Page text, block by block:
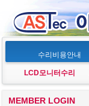
수리비용안내
LCD모니터수리
MEMBER LOGIN